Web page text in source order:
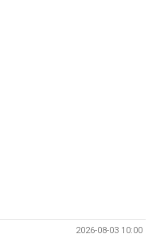
2026-08-03 10:00